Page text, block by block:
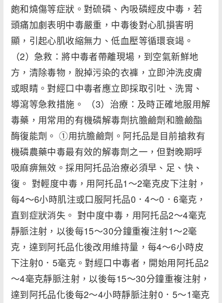
皰和燒傷等症狀。對硫磷、內吸磷經皮中毒，若
頭痛加劇表明中毒嚴重，中毒後對心肌損害明
顯，引起心肌收縮無力、低血壓等循環衰竭。
（2）急救：將中毒者帶離現場，到空氣新鮮地
方，清除毒物，脫掉污染的衣褲，立即沖洗皮膚
或眼睛。對經口中毒者應立即採取引吐、洗胃、
導瀉等急救措施。 （3）治療：及時正確地服用解
毒藥，用常用的有機磷解毒劑抗膽鹼劑和膽鹼酯
酶復能劑。 ①用抗膽鹼劑。阿托品是目前搶救有
機磷農藥中毒最有效的解毒劑之一，但對晚期呼
吸麻痹無效。採用阿托品治療必須早、足、快、
復。 對輕度中毒，用阿托品1～2毫克皮下注射，
每4～6小時肌注或口服阿托品0．4～0．6毫克，
直到症狀消失。 對中度中毒，用阿托品2～4毫克
靜脈注射，以後每15～30分鐘重複注射1～2毫
克，達到阿托品化後改用維持量，每4～6小時皮
下注射0．5毫克。對經口中毒者，開始用阿托品2
～4毫克靜脈注射，以後每15～30分鐘重複注射，
達到阿托品化後每2～4小時靜脈注射0．5～1毫克